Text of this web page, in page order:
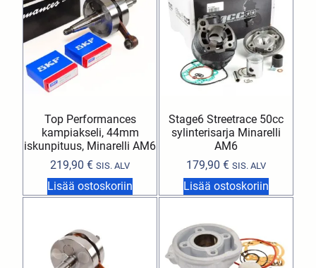
Top Performances
kampiakseli, 44mm
iskunpituus, Minarelli AM6
219,90€ SIS. ALV
Lisää ostoskoriin
Stage6 Streetrace 50cc
sylinterisarja Minarelli
AM6
179,90 € SIS. ALV
Lisää ostoskoriin